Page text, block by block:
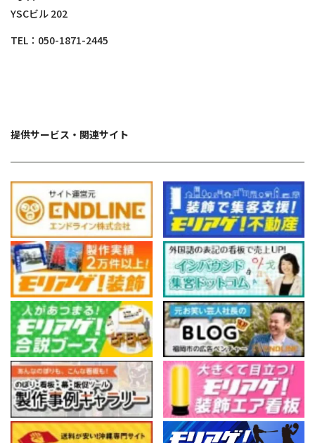
YSCビル 202
TEL： 050-1871-2445
提供サービス・関連サイト